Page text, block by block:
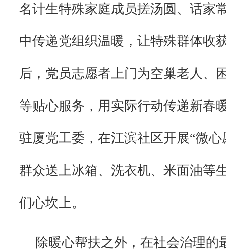
名计生特殊家庭成员搓汤圆、话家
中传递党组织温暖，让特殊群体收
后，党员志愿者上门为空巢老人、
等贴心服务，用实际行动传递新春
驻厦党工委，在江滨社区开展“微
群众送上冰箱、洗衣机、米面油等
们心坎上。
除暖心帮扶之外，在社会治理的